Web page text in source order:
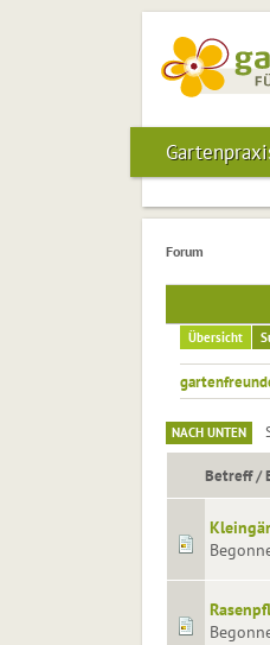
Forum
Übersicht
NACH UNTEN
Betreff/